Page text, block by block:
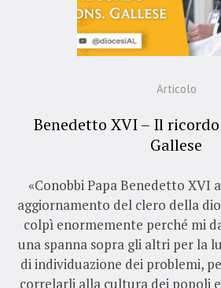
Articolo
Benedetto XVI – Il
Gallese
«Conobbi Papa Benedetto XVI
aggiornamento del clero della
colpì enormemente perché mi
una spanna sopra gli altri per la
di individuazione dei problemi,
correlarli alla cultura dei popoli